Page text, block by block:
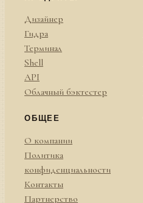
Дизайнер
Гидра
Терминал
Shell
API
Облачный бэктестер
ОБЩЕЕ
О компании
Политика
конфиденциальности
Контакты
Партнерство